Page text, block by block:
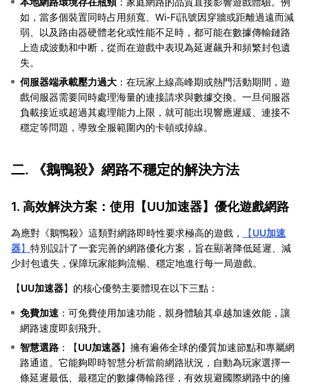
如，當多個裝置同時占用頻寬、Wi-Fi訊號因穿牆或距離過遠而減
弱、以及路由器硬體老化或性能不足時，都可能在數據傳輸鏈路
上造成波動和中断，從而在遊戲中表現為延遲飆升和頻繁封包遺
失。
伺服器端承載壓力過大 ：在玩家上線高峰期或熱門活動期間，遊
戲伺服器需要同時處理海量的連接請求與數據交換。一旦伺服器
負載接近或超過其處理能力上限，就可能出現響應遲緩、連接不
穩定等問題，導致全服範圍內的卡頓或掉線。
二. 《鵝鴨殺》網路不穩定的解決方法
1. 高效解決方案：使用【UU加速器】優化遊戲網路
為應對《鵝鴨殺》這類對網路即時性要求極高的遊戲， 【UU加速
器】 特別設計了一套完善的網路優化方案，旨在顯著降低延遲、減
少封包遺失，保障玩家能夠流暢、穩定地進行每一局遊戲。
【UU加速器】的核心優勢主要體現在以下三點：
免費加速 ：可免費使用加速功能，親身體驗其卓越加速效能，讓
網路速度即刻飛升。
智慧選路 ：【UU加速器】擁有遍佈全球的優質加速節點和專屬網
路通道。它能夠即時智慧分析當前網路狀況，自動為玩家選擇一
條延遲最低、最穩定的數據傳輸路徑，有效規避國際網路中的擁